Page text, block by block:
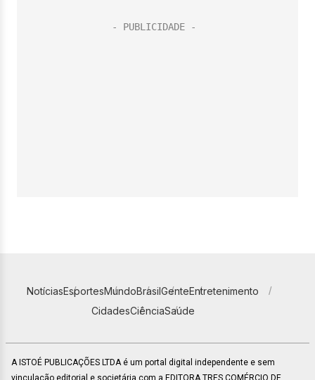
NotíciasEsportesMundoBrasilGenteEntretenimento
CidadesCiênciaSaúde
A ISTOÉ PUBLICAÇÕES LTDA é um portal digital independente e sem
vinculação editorial e societária com a EDITORA TRES COMÉRCIO DE